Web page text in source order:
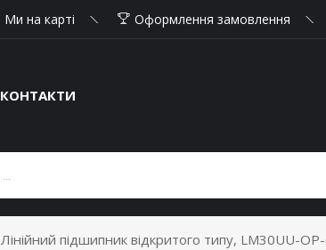
Ми на карті Оформлення замовлення
КОНТАКТИ
Лінійний підшипник відкритого типу, LM30UU-